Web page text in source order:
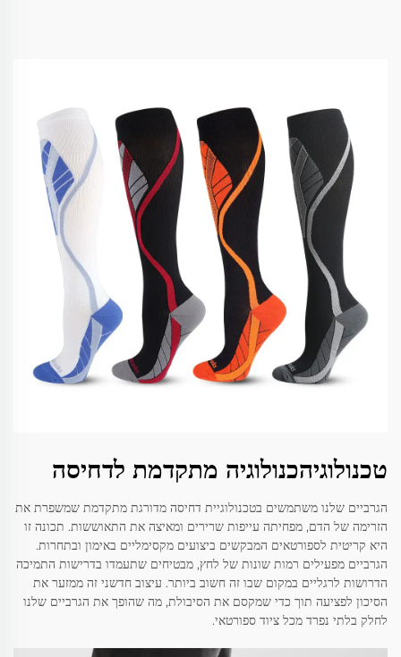
טכנולוגיהכנולוגיה מתקדמת לדחיסה
הגרביים שלנו משתמשים בטכנולוגיית דחיסה מדורגת מתקדמת שמשפרת את
הזרימה של הדם, מפחיתה עייפות שרירים ומאיצה את התאוששות. תכונה זו
היא קריטית לספורטאים המבקשים ביצועים מקסימליים באימון ובתחרות.
הגרביים מפעילים רמות שונות של לחץ, מבטיחים שתעמדו בדרישות התמיכה
הדרושות לרגליים במקום שבו זה חשוב ביותר. עיצוב חדשני זה ממזער את
הסיכון לפציעה תוך כדי שמקסם את הסיבולת, מה שהופך את הגרביים שלנו
לחלק בלתי נפרד מכל ציוד ספורטאי.